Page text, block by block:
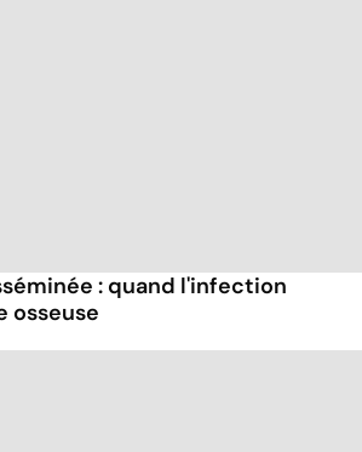
: quand l'infection
osseuse